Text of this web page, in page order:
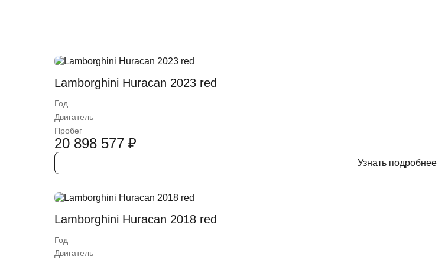
Lamborghini Huracan 2023 red
Год
Двигатель
Пробег
20 898 577 ₽
Узнать подробнее
Lamborghini Huracan 2018 red
Год
Двигатель